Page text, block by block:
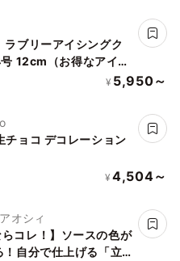
ラブリーアイシングク
12cm（お得なアイシ
ギフトに最適
¥ 5,950～
チョコ デコレーション
¥ 4,504～
オシィ
らコレ！】ソースの色が
自分で仕上げる「立